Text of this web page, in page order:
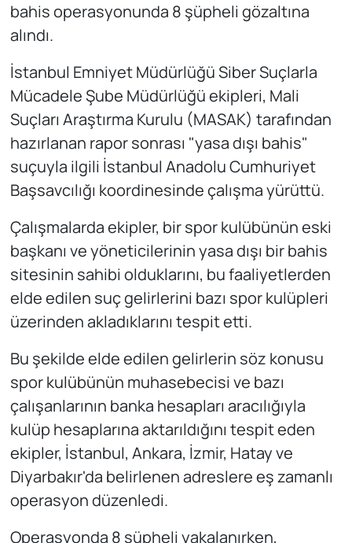
bahis operasyonunda 8 şüpheli gözaltına
alındı.
İstanbul Emniyet Müdürlüğü Siber Suçlarla
Mücadele Şube Müdürlüğü ekipleri, Mali
Suçları Araştırma Kurulu (MASAK) tarafından
hazırlanan rapor sonrası "yasa dışı bahis"
suçuyla ilgili İstanbul Anadolu Cumhuriyet
Başsavcılığı koordinesinde çalışma yürüttü.
Çalışmalarda ekipler, bir spor kulübünün eski
başkanı ve yöneticilerinin yasa dışı bir bahis
sitesinin sahibi olduklarını, bu faaliyetlerden
elde edilen suç gelirlerini bazı spor kulüpleri
üzerinden akladıklarını tespit etti.
Bu şekilde elde edilen gelirlerin söz konusu
spor kulübünün muhasebecisi ve bazı
çalışanlarının banka hesapları aracılığıyla
kulüp hesaplarına aktarıldığını tespit eden
ekipler, İstanbul, Ankara, İzmir, Hatay ve
Diyarbakır'da belirlenen adreslere eş zamanlı
operasyon düzenledi.
Operasyonda 8 şüpheli yakalanırken,